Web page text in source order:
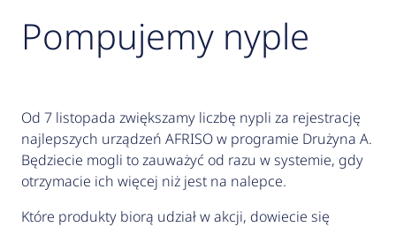
Pompujemy nyple
Od 7 listopada zwiększamy liczbę nypli za rejestrację
najlepszych urządzeń AFRISO w programie Drużyna A.
Będziecie mogli to zauważyć od razu w systemie, gdy
otrzymacie ich więcej niż jest na nalepce.
Które produkty biorą udział w akcji, dowiecie się